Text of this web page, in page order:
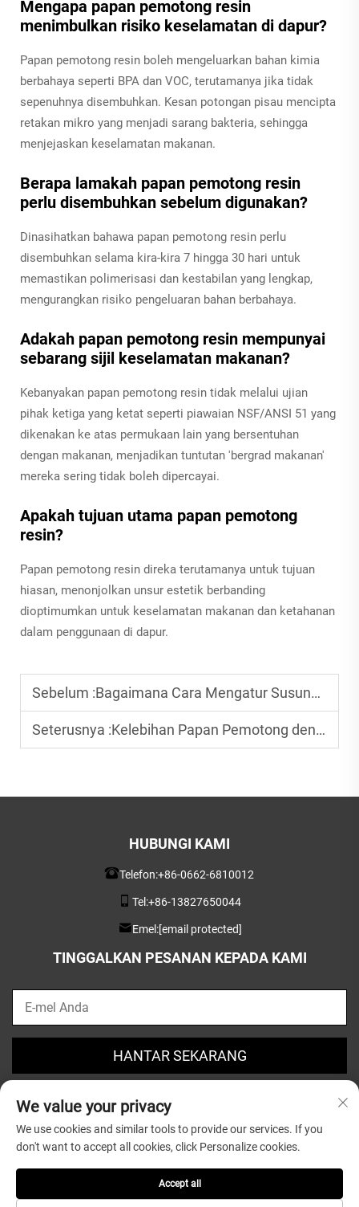
Mengapa papan pemotong resin
menimbulkan risiko keselamatan di dapur?
Papan pemotong resin boleh mengeluarkan bahan kimia
berbahaya seperti BPA dan VOC, terutamanya jika tidak
sepenuhnya disembuhkan. Kesan potongan pisau mencipta
retakan mikro yang menjadi sarang bakteria, sehingga
menjejaskan keselamatan makanan.
Berapa lamakah papan pemotong resin
perlu disembuhkan sebelum digunakan?
Dinasihatkan bahawa papan pemotong resin perlu
disembuhkan selama kira-kira 7 hingga 30 hari untuk
memastikan polimerisasi dan kestabilan yang lengkap,
mengurangkan risiko pengeluaran bahan berbahaya.
Adakah papan pemotong resin mempunyai
sebarang sijil keselamatan makanan?
Kebanyakan papan pemotong resin tidak melalui ujian
pihak ketiga yang ketat seperti piawaian NSF/ANSI 51 yang
dikenakan ke atas permukaan lain yang bersentuhan
dengan makanan, menjadikan tuntutan 'bergrad makanan'
mereka sering tidak boleh dipercayai.
Apakah tujuan utama papan pemotong
resin?
Papan pemotong resin direka terutamanya untuk tujuan
hiasan, menonjolkan unsur estetik berbanding
dioptimumkan untuk keselamatan makanan dan ketahanan
dalam penggunaan di dapur.
Sebelum :Bagaimana Cara Mengatur Susunan Dulang Kayu untuk Hiasan?
Seterusnya :Kelebihan Papan Pemotong dengan Alur Jus Besar
HUBUNGI KAMI
Telefon:+86-0662-6810012
Tel:+86-13827650044
Emel:[email protected]
TINGGALKAN PESANAN KEPADA KAMI
HANTAR SEKARANG
Housewares Co.,Ltd. |
We value your privacy
We use cookies and similar tools to provide our services. If you
don't want to accept all cookies, click Personalize cookies.
Accept all